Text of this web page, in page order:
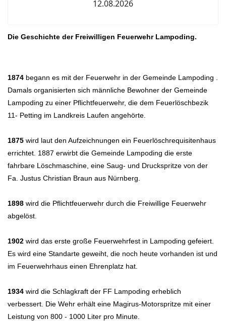
12.08.2026
Die Geschichte der Freiwilligen Feuerwehr Lampoding.
1874 begann es mit der Feuerwehr in der Gemeinde Lampoding .
Damals organisierten sich männliche Bewohner der Gemeinde
Lampoding zu einer Pflichtfeuerwehr, die dem Feuerlöschbezik
11- Petting im Landkreis Laufen angehörte.
1875 wird laut den Aufzeichnungen ein Feuerlöschrequisitenhaus
errichtet. 1887 erwirbt die Gemeinde Lampoding die erste
fahrbare Löschmaschine, eine Saug- und Druckspritze von der
Fa. Justus Christian Braun aus Nürnberg.
1898 wird die Pflichtfeuerwehr durch die Freiwillige Feuerwehr
abgelöst.
1902 wird das erste große Feuerwehrfest in Lampoding gefeiert.
Es wird eine Standarte geweiht, die noch heute vorhanden ist und
im Feuerwehrhaus einen Ehrenplatz hat.
1934 wird die Schlagkraft der FF Lampoding erheblich
verbessert. Die Wehr erhält eine Magirus-Motorspritze mit einer
Leistung von 800 - 1000 Liter pro Minute.